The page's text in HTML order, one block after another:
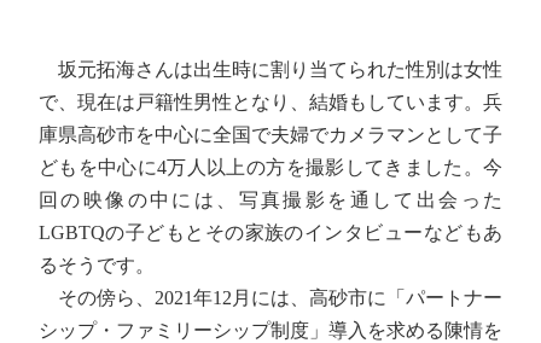
坂元拓海さんは出生時に割り当てられた性別は女性
で、現在は戸籍性男性となり、結婚もしています。兵
庫県高砂市を中心に全国で夫婦でカメラマンとして子
どもを中心に4万人以上の方を撮影してきました。今
回の映像の中には、写真撮影を通して出会った
LGBTQの子どもとその家族のインタビューなどもあ
るそうです。
その傍ら、2021年12月には、高砂市に「パートナー
シップ・ファミリーシップ制度」導入を求める陳情を